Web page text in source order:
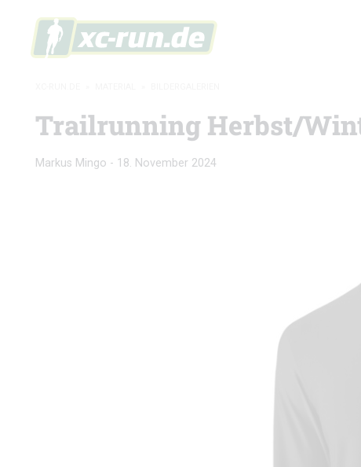
Trailrunning Herbst/
Markus Mingo - 18. November 2024